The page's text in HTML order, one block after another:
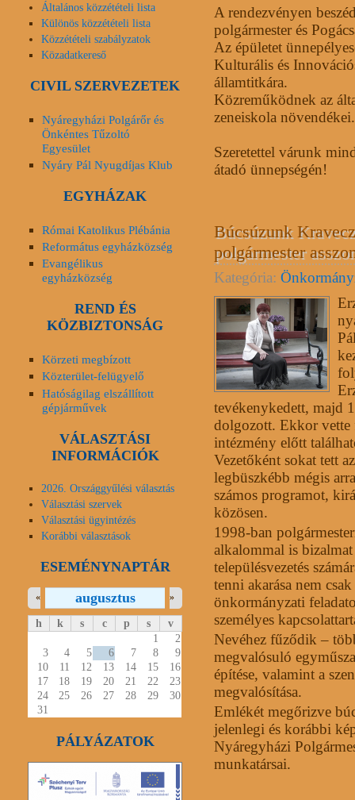
A rendezvényen
polgármester és
Az épületet
Kulturális és
államtitkára.
Közreműködnek az
zeneiskola növendékei.
Szeretettel várunk
átadó ünnepségén!
Búcsúzunk
polgármester
Kategória:
tevékenykedett, majd
dolgozott. Ekkor vette
intézmény előtt
Vezetőként sokat tett
legbüszkébb mégis
számos programot,
közösen.
1998-ban
alkalommal is
településvezetés
tenni akarása nem
önkormányzati
személyes
Nevéhez fűződik –
megvalósuló
építése, valamint a
megvalósítása.
Emlékét megőrizve
jelenlegi és korábbi
Nyáregyházi
munkatársai.
Általános közzétételi lista
Különös közzétételi lista
Közzétételi szabályzatok
Közadatkereső
CIVIL SZERVEZETEK
Nyáregyházi Polgárőr és
Önkéntes Tűzoltó
Egyesület
Nyáry Pál Nyugdíjas Klub
EGYHÁZAK
Római Katolikus Plébánia
Református egyházközség
Evangélikus
egyházközség
REND ÉS
KÖZBIZTONSÁG
Körzeti megbízott
Közterület-felügyelő
Hatóságilag elszállított
gépjárművek
VÁLASZTÁSI
INFORMÁCIÓK
2026. Országgyűlési választás
Választási szervek
Választási ügyintézés
Korábbi választások
ESEMÉNYNAPTÁR
augusztus
« »
h k s c p s
v
1
2
3
4 5 6 7 8
9
10
11 12 13 14 15
16
17
18 19 20 21 22
23
24
25 26 27 28 29
30
31
PÁLYÁZATOK